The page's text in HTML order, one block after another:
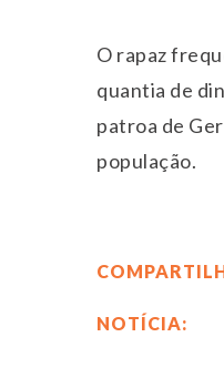
O rapaz
quantia de
patroa de
população.
NOTÍCIA: